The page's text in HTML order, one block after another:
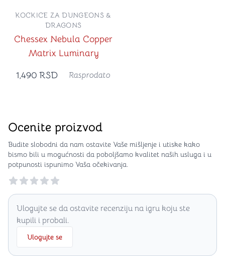
Chessex Nebula Copper
Matrix Luminary
KOCKICE ZA DUNGEONS &
DRAGONS
1,490 RSD Rasprodato
Ocenite proizvod
Budite slobodni da nam ostavite Vaše mišljenje i utiske kako
bismo bili u mogućnosti da poboljšamo kvalitet naših usluga i u
potpunosti ispunimo Vaša očekivanja.
Reviews
Ulogujte se da ostavite recenziju na igru koju ste
kupili i probali.
Ulogujte se